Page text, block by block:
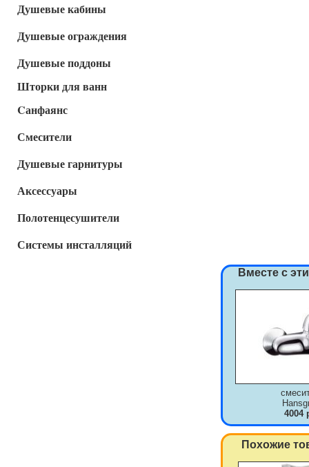
Душевые кабины
Душевые ограждения
Душевые поддоны
Шторки для ванн
Cанфаянс
Смесители
Душевые гарнитуры
Аксессуары
Полотенцесушители
Системы инсталляций
Вместе с
4004
Похожие